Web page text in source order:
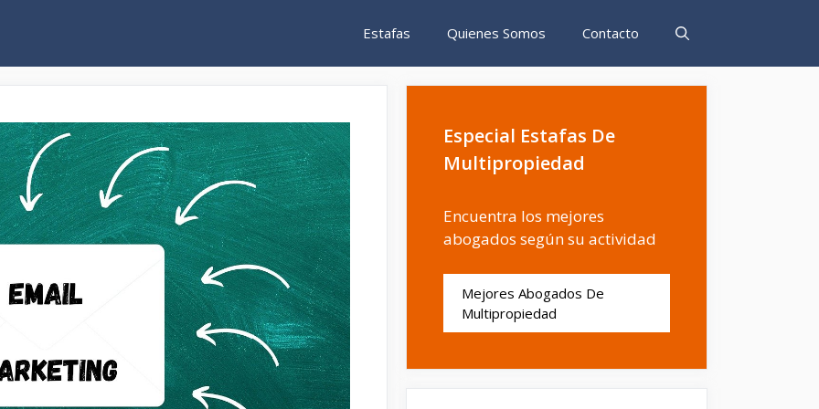
Estafas Quienes Somos Contacto
Especial Estafas De
Multipropiedad
Encuentra los mejores
abogados según su actividad
Mejores Abogados De
Multipropiedad